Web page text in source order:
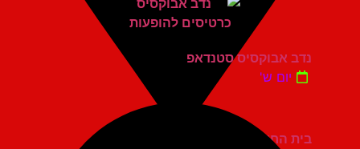
בית החייל תל אביב
נדב אבוקסיס סטנדאפ
יום ש'